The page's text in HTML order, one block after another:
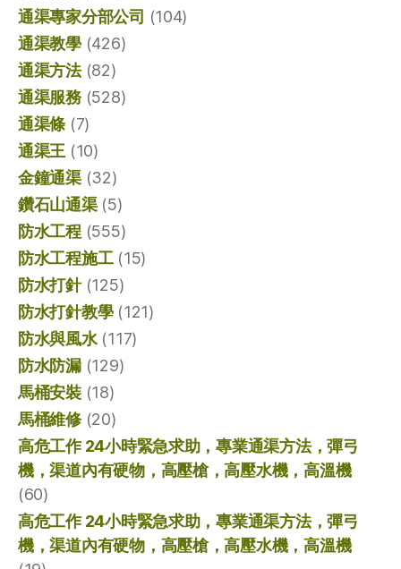
通渠專家分部公司 (104)
通渠教學(426)
通渠方法(82)
通渠服務(528)
通渠條 (7)
通渠王 (10)
金鐘通渠(32)
鑽石山通渠(5)
防水工程(555)
防水工程施工(15)
防水打針(125)
防水打針教學(121)
防水與風水(117)
防水防漏(129)
馬桶安裝(18)
馬桶維修(20)
高危工作 24小時緊急求助，專業通渠方法，彈弓
機，渠道內有硬物，高壓槍，高壓水機，高溫機
(60)
高危工作 24小時緊急求助，專業通渠方法，彈弓
機，渠道內有硬物，高壓槍，高壓水機，高溫機